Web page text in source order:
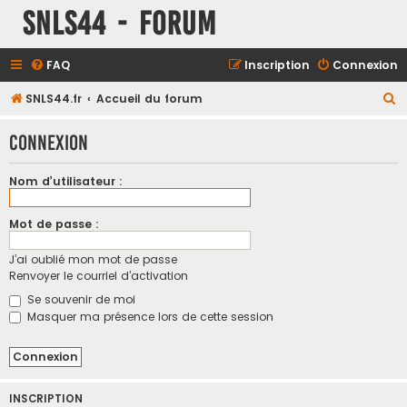
SNLS44 - Forum
FAQ Connexion
Inscription
SNLS44.fr Accueil du forum
h
Connexion
Nom d’utilisateur :
Mot de passe :
J’ai oublié mon mot de passe
Renvoyer le courriel d’activation
Se souvenir de moi
Masquer ma présence lors de cette session
INSCRIPTION